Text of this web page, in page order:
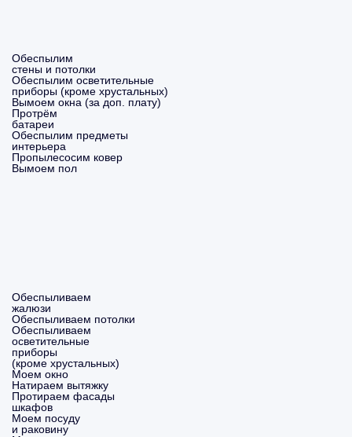
Обеспылим
стены и потолки
Обеспылим осветительные
приборы (кроме хрустальных)
Вымоем окна (за доп. плату)
Протрём
батареи
Обеспылим предметы
интерьера
Пропылесосим ковер
Вымоем пол
Обеспыливаем
жалюзи
Обеспыливаем потолки
Обеспыливаем
осветительные
приборы
(кроме хрустальных)
Моем окно
Натираем вытяжку
Протираем фасады
шкафов
Моем посуду
и раковину